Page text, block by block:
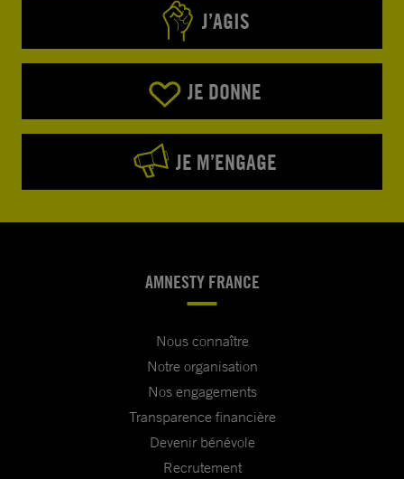
J’AGIS
JE DONNE
JE M’ENGAGE
AMNESTY FRANCE
Nous connaître
Notre organisation
Nos engagements
Transparence financière
Devenir bénévole
Recrutement